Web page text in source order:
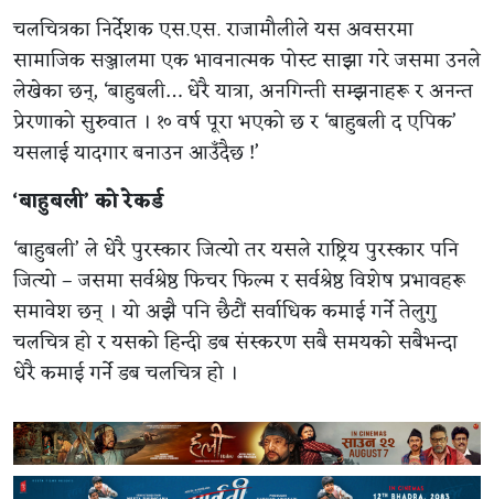
चलचित्रका निर्देशक एस.एस. राजामौलीले यस अवसरमा
सामाजिक सञ्जालमा एक भावनात्मक पोस्ट साझा गरे जसमा उनले
लेखेका छन्, ‘बाहुबली… धेरै यात्रा, अनगिन्ती सम्झनाहरू र अनन्त
प्रेरणाको सुरुवात । १० वर्ष पूरा भएको छ र ‘बाहुबली द एपिक’
यसलाई यादगार बनाउन आउँदैछ !’
‘बाहुबली’ को रेकर्ड
‘बाहुबली’ ले धेरै पुरस्कार जित्यो तर यसले राष्ट्रिय पुरस्कार पनि
जित्यो – जसमा सर्वश्रेष्ठ फिचर फिल्म र सर्वश्रेष्ठ विशेष प्रभावहरू
समावेश छन् । यो अझै पनि छैटौं सर्वाधिक कमाई गर्ने तेलुगु
चलचित्र हो र यसको हिन्दी डब संस्करण सबै समयको सबैभन्दा
धेरै कमाई गर्ने डब चलचित्र हो ।